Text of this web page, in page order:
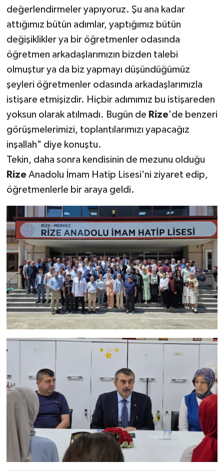
değerlendirmeler yapıyoruz. Şu ana kadar
attığımız bütün adımlar, yaptığımız bütün
değişiklikler ya bir öğretmenler odasında
öğretmen arkadaşlarımızın bizden talebi
olmuştur ya da biz yapmayı düşündüğümüz
şeyleri öğretmenler odasında arkadaşlarımızla
istişare etmişizdir. Hiçbir adımımız bu istişareden
yoksun olarak atılmadı. Bugün de Rize'de benzeri
görüşmelerimizi, toplantılarımızı yapacağız
inşallah" diye konuştu.
Tekin, daha sonra kendisinin de mezunu olduğu
RizeAnadolu İmam Hatip Lisesi'ni ziyaret edip,
öğretmenlerle bir araya geldi.